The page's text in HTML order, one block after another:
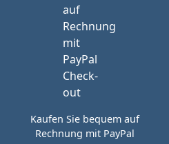
Kaufen Sie bequem auf
Rechnung mit PayPal